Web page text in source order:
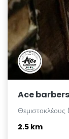
Ace
2.5 km